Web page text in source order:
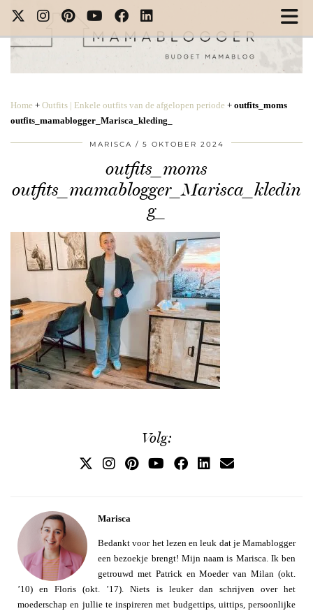
Home + Outfits | Enkele outfits van de afgelopen periode + outfits_moms
outfits_mamablogger_Marisca_kleding_
MARISCA 5 OKTOBER 2024
outfits_moms
outfits_mamablogger_Marisca_kledin
g_
Volg:
Marisca
Bedankt voor het lezen en leuk dat je Mamablogger
een bezoekje brengt! Mijn naam is Marisca. Ik ben
getrouwd met Patrick en Moeder van Milan (okt.
’10) en Floris (okt. ’17). Niets is leuker dan schrijven over het
moederschap en jullie te inspireren met budgettips, uittips, persoonlijke